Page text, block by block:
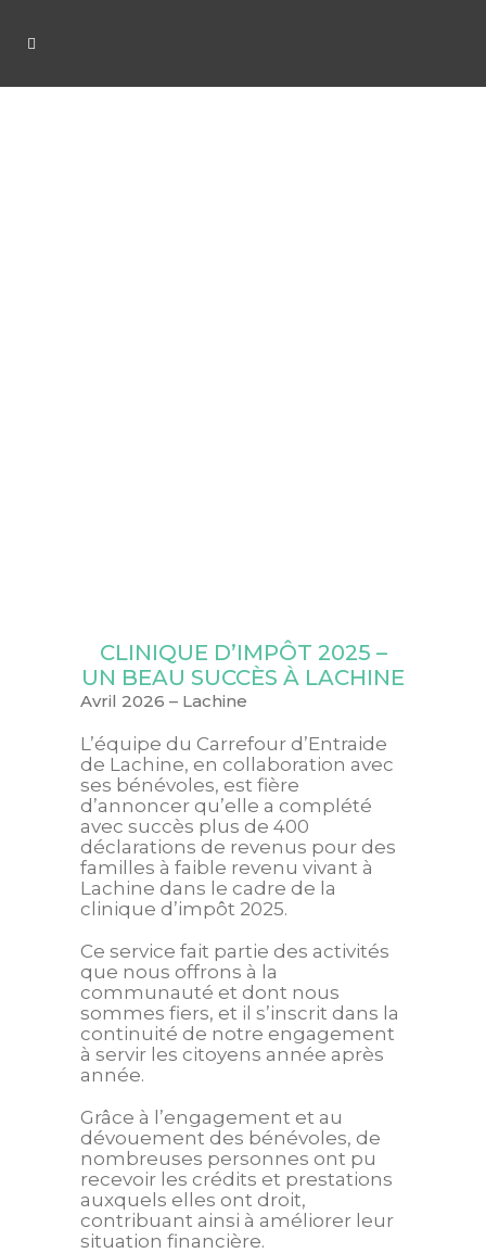
CLINIQUE D’IMPÔT 2025 –
UN BEAU SUCCÈS À LACHINE
Avril 2026 – Lachine
L’équipe du Carrefour d’Entraide
de Lachine, en collaboration avec
ses bénévoles, est fière
d’annoncer qu’elle a complété
avec succès plus de 400
déclarations de revenus pour des
familles à faible revenu vivant à
Lachine dans le cadre de la
clinique d’impôt 2025.
Ce service fait partie des activités
que nous offrons à la
communauté et dont nous
sommes fiers, et il s’inscrit dans la
continuité de notre engagement
à servir les citoyens année après
année.
Grâce à l’engagement et au
dévouement des bénévoles, de
nombreuses personnes ont pu
recevoir les crédits et prestations
auxquels elles ont droit,
contribuant ainsi à améliorer leur
situation financière.